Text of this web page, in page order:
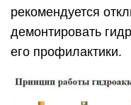
рекомендуется
демонтировать
его профилактики.